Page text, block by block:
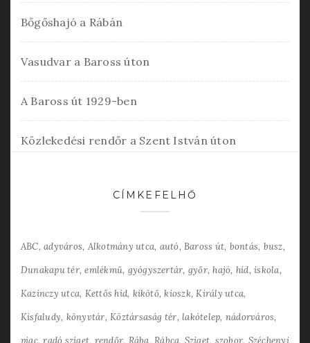
Bőgőshajó a Rábán
Vasudvar a Baross úton
A Baross út 1929-ben
Közlekedési rendőr a Szent István úton
CÍMKEFELHŐ
ABC adyváros Alkotmány utca autó Baross út bontás busz
Dunakapu tér emlékmű gyógyszertár győr hajó híd iskola
Kazinczy utca Kettős híd kikötő kioszk Király utca
Kisfaludy könyvtár Köztársaság tér lakótelep nádorváros